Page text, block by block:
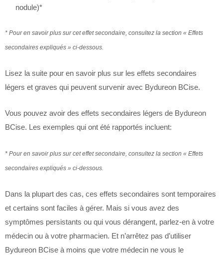
nodule)*
* Pour en savoir plus sur cet effet secondaire, consultez la section « Effets
secondaires expliqués » ci-dessous.
Lisez la suite pour en savoir plus sur les effets secondaires
légers et graves qui peuvent survenir avec Bydureon BCise.
Vous pouvez avoir des effets secondaires légers de Bydureon
BCise. Les exemples qui ont été rapportés incluent:
* Pour en savoir plus sur cet effet secondaire, consultez la section « Effets
secondaires expliqués » ci-dessous.
Dans la plupart des cas, ces effets secondaires sont temporaires
et certains sont faciles à gérer. Mais si vous avez des
symptômes persistants ou qui vous dérangent, parlez-en à votre
médecin ou à votre pharmacien. Et n’arrêtez pas d’utiliser
Bydureon BCise à moins que votre médecin ne vous le